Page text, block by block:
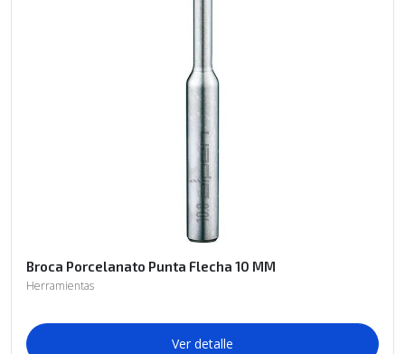
Broca Porcelanato Punta Flecha 10 MM
Herramientas
Ver detalle